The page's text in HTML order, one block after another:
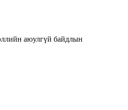
аюулгүй байдлын